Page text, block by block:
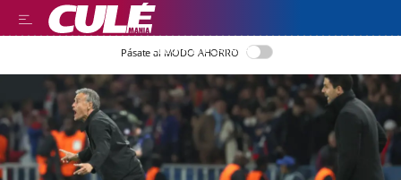
LLEGIR EN CATALÀ
Pásate al MODO AHORRO